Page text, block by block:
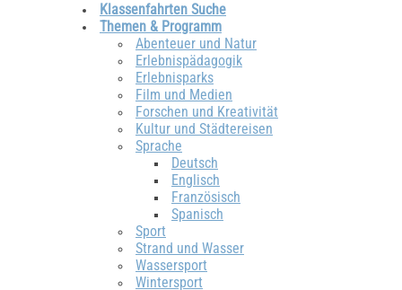
Klassenfahrten Suche
Themen & Programm
Abenteuer und Natur
Erlebnispädagogik
Erlebnisparks
Film und Medien
Forschen und Kreativität
Kultur und Städtereisen
Sprache
Deutsch
Englisch
Französisch
Spanisch
Sport
Strand und Wasser
Wassersport
Wintersport